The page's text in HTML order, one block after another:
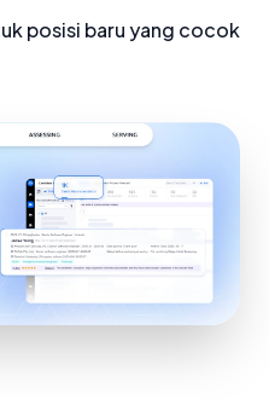
posisi baru yang cocok